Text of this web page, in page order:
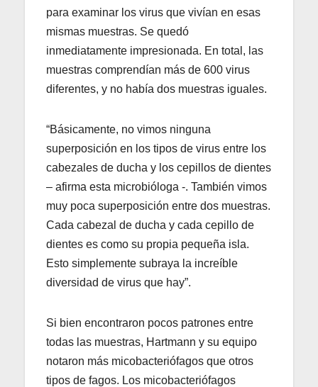
para examinar los virus que vivían en esas
mismas muestras. Se quedó
inmediatamente impresionada. En total, las
muestras comprendían más de 600 virus
diferentes, y no había dos muestras iguales.
“Básicamente, no vimos ninguna
superposición en los tipos de virus entre los
cabezales de ducha y los cepillos de dientes
– afirma esta microbióloga -. También vimos
muy poca superposición entre dos muestras.
Cada cabezal de ducha y cada cepillo de
dientes es como su propia pequeña isla.
Esto simplemente subraya la increíble
diversidad de virus que hay”.
Si bien encontraron pocos patrones entre
todas las muestras, Hartmann y su equipo
notaron más micobacteriófagos que otros
tipos de fagos. Los micobacteriófagos